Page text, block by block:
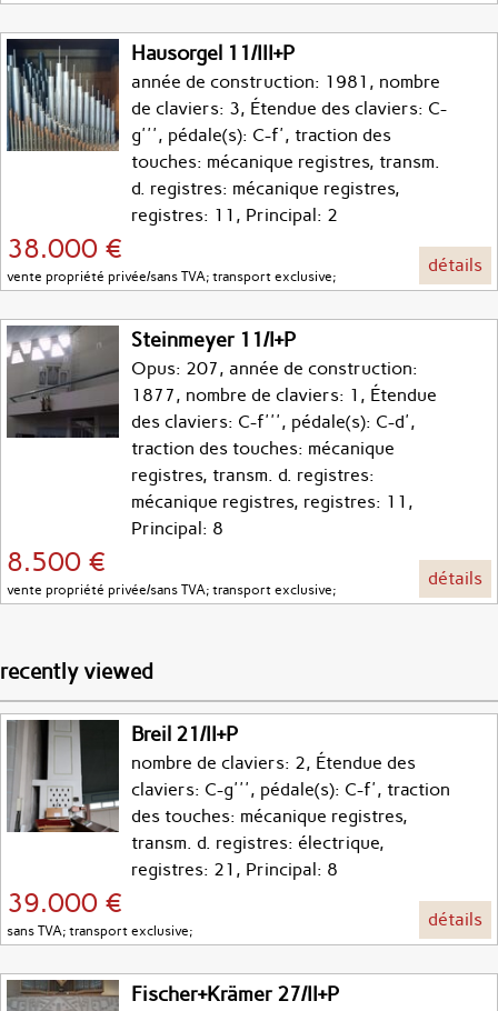
Hausorgel 11/III+P
année de construction: 1981, nombre
de claviers: 3, Étendue des claviers: C-
g''', pédale(s): C-f', traction des
touches: mécanique registres, transm.
d. registres: mécanique registres,
registres: 11, Principal: 2
38.000 €
vente propriété privée/sans TVA; transport exclusive;
détails
Steinmeyer 11/I+P
Opus: 207, année de construction:
1877, nombre de claviers: 1, Étendue
des claviers: C-f''', pédale(s): C-d',
traction des touches: mécanique
registres, transm. d. registres:
mécanique registres, registres: 11,
Principal: 8
8.500 €
vente propriété privée/sans TVA; transport exclusive;
détails
recently viewed
Breil 21/II+P
nombre de claviers: 2, Étendue des
claviers: C-g''', pédale(s): C-f', traction
des touches: mécanique registres,
transm. d. registres: électrique,
registres: 21, Principal: 8
39.000 €
sans TVA; transport exclusive;
détails
Fischer+Krämer 27/II+P